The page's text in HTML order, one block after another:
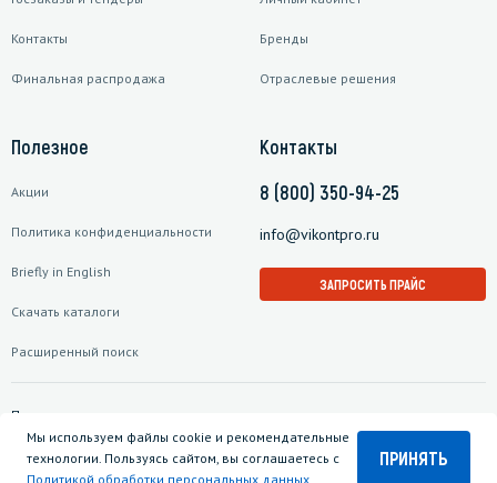
Контакты
Финальная распродажа
Бренды
Отраслевые решения
Полезное
Акции
Политика конфиденциальности
Briefly in English
Скачать каталоги
Расширенный поиск
Контакты
8 (800) 350-94-25
info@vikontpro.ru
ЗАПРОСИТЬ ПРАЙС
Подписаться на рассылку
Мы используем файлы cookie и рекомендательные
технологии. Пользуясь сайтом, вы соглашаетесь с
Политикой обработки персональных данных
ПРИНЯТЬ